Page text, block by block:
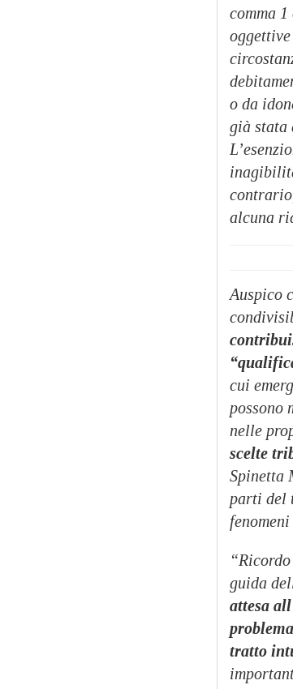
comma
o da
già stata
alcuna
Auspico
cui
possono
nelle
scelte
Spinetta
parti del
guida
attesa
problema
tratto